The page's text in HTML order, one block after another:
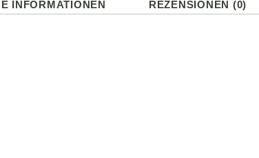
INFORMATIONEN REZENSIONEN (0)